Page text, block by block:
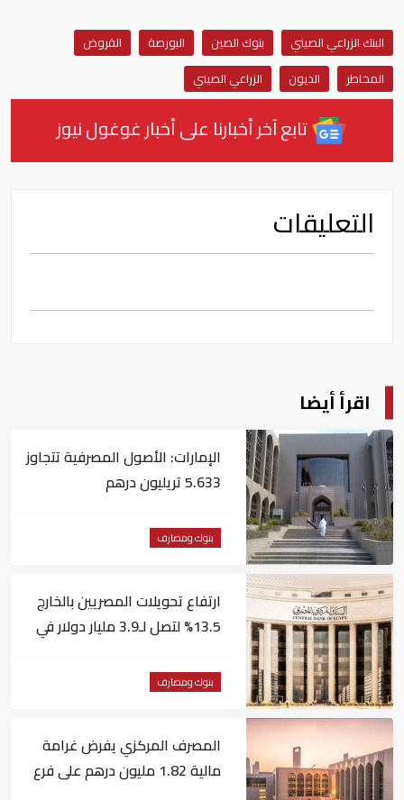
البنك الزراعي الصيني بنوك الصين البورصة
القروض
المخاطر
الديون الزراعي الصيني
تابع آخر أخبارنا على أخبار غوغول نيوز
التعليقات
اقرأ أيضا
الإمارات: الأصول المصرفية تتجاوز
5.633 تريليون درهم
بنوك ومصارف
ارتفاع تحويلات المصريين بالخارج
13.5% لتصل لـ3.9 مليار دولار في
بنوك ومصارف
المصرف المركزي يفرض غرامة
مالية 1.82 مليون درهم على فرع